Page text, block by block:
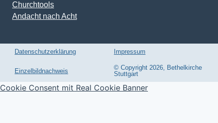
Churchtools
Andacht nach Acht
Datenschutzerklärung Impressum
Einzelbildnachweis
© Copyright 2026, Bethelkirche
Stuttgart
Cookie Consent mit Real Cookie Banner